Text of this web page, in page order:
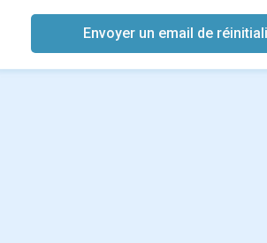
Envoyer un email de